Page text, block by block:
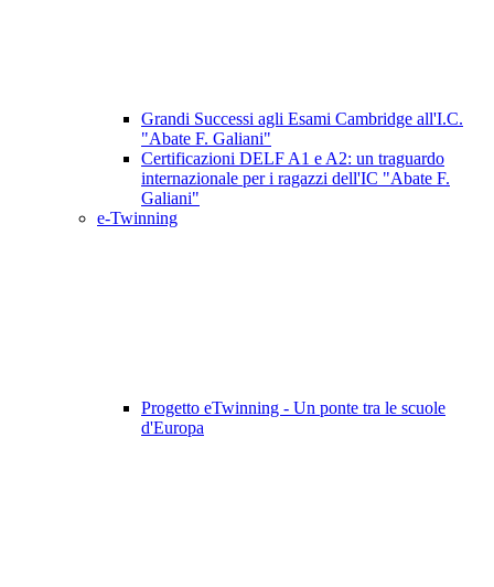
Grandi Successi agli Esami Cambridge all'I.C.
"Abate F. Galiani"
Certificazioni DELF A1 e A2: un traguardo
internazionale per i ragazzi dell'IC "Abate F.
Galiani"
e-Twinning
Progetto eTwinning - Un ponte tra le scuole
d'Europa